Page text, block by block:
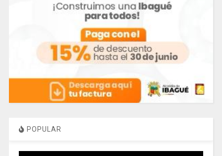
POPULAR